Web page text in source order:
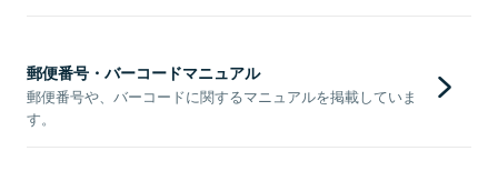
郵便番号・バーコードマニュアル
郵便番号や、バーコードに関するマニュアルを掲載していま
す。